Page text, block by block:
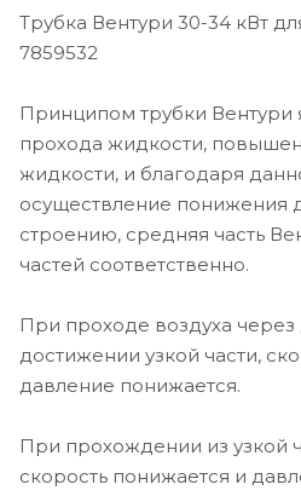
Трубка Вентури 30-34 кВт
7859532
Принципом трубки Вентури
прохода жидкости,
жидкости, и благодаря
осуществление понижения
строению, средняя часть
частей соответственно.
При проходе воздуха через
достижении узкой части,
давление понижается.
При прохождении из узкой
скорость понижается и